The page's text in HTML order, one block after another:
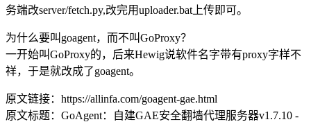
务端改server/fetch.py,改完用uploader.bat上传即可。
为什么要叫goagent，而不叫GoProxy？
一开始叫GoProxy的，后来Hewig说软件名字带有proxy字样不
祥，于是就改成了goagent。
原文链接：https://allinfa.com/goagent-gae.html
原文标题：GoAgent：自建GAE安全翻墙代理服务器v1.7.10 -